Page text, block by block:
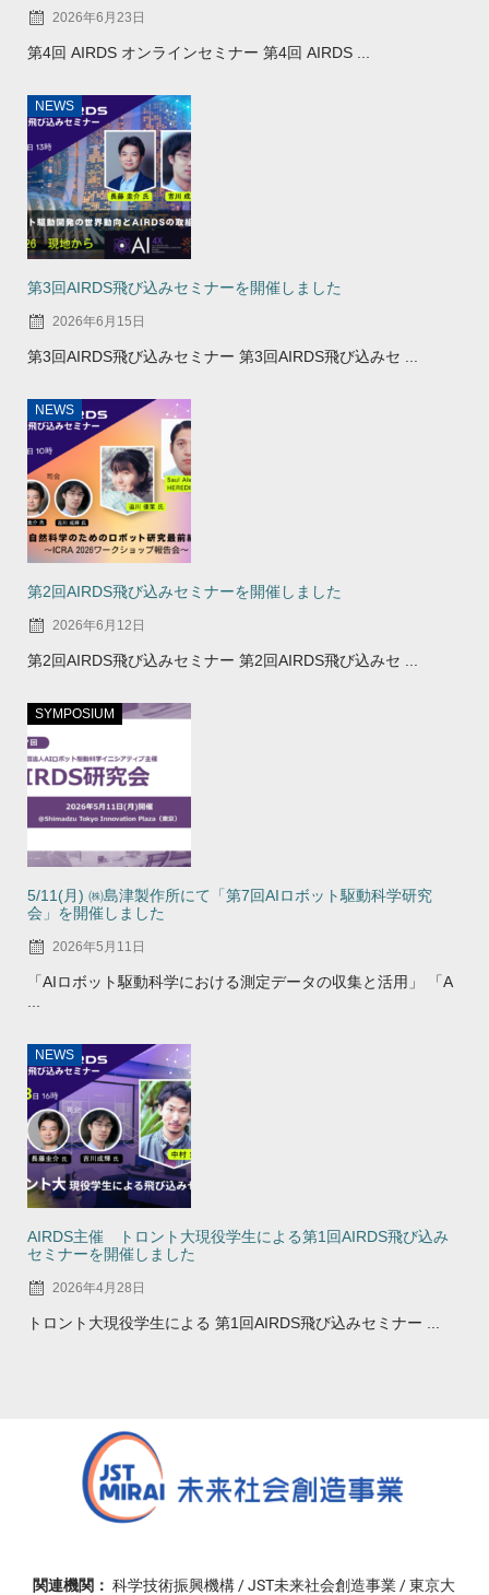
2026年6月23日
第4回 AIRDS オンラインセミナー 第4回 AIRDS ...
NEWS
第3回AIRDS飛び込みセミナーを開催しました
2026年6月15日
第3回AIRDS飛び込みセミナー 第3回AIRDS飛び込みセ ...
NEWS
第2回AIRDS飛び込みセミナーを開催しました
2026年6月12日
第2回AIRDS飛び込みセミナー 第2回AIRDS飛び込みセ ...
SYMPOSIUM
5/11(月) ㈱島津製作所にて「第7回AIロボット駆動科学研究
会」を開催しました
2026年5月11日
「AIロボット駆動科学における測定データの収集と活用」 「A
NEWS
AIRDS主催 トロント大現役学生による第1回AIRDS飛び込み
セミナーを開催しました
2026年4月28日
トロント大現役学生による 第1回AIRDS飛び込みセミナー ...
関連機関： 科学技術振興機構 / JST未来社会創造事業 / 東京大